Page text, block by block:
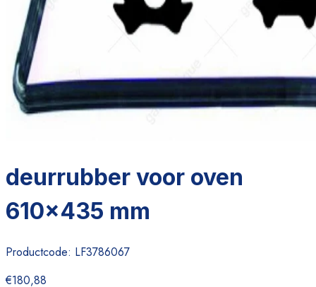
deurrubber voor oven
610x435 mm
Productcode: LF3786067
€180,88